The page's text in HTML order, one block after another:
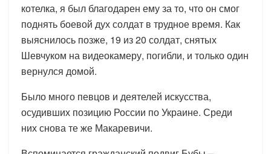
котелка, я был благодарен ему за то, что он смог
поднять боевой дух солдат в трудное время. Как
выяснилось позже, 19 из 20 солдат, снятых
Шевчуком на видеокамеру, погибли, и только один
вернулся домой.
Было много певцов и деятелей искусства,
осудивших позицию России по Украине. Среди
них снова те же Макаревичи.